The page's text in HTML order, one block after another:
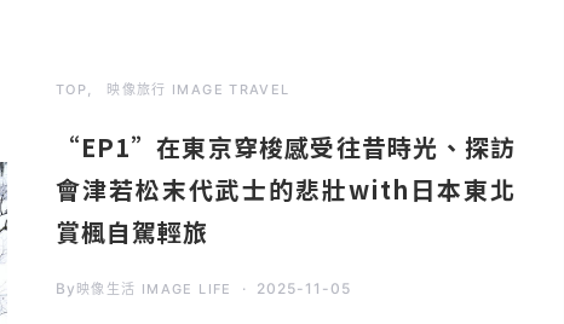
TOP 映像旅行 IMAGE TRAVEL
“EP1”在東京穿梭感受往昔時光、探訪
會津若松末代武士的悲壯with日本東北
賞楓自駕輕旅
By 映像生活 IMAGE LIFE 2025-11-05